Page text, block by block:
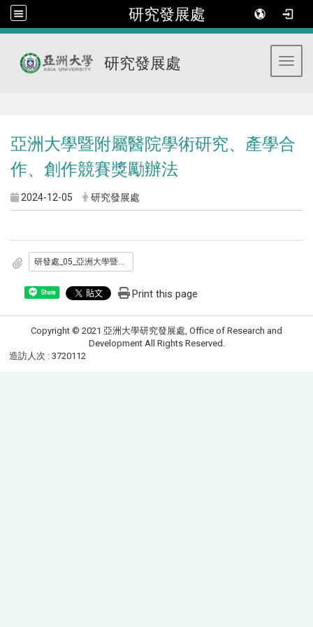
研究發展處
研究發展處
亞洲大學暨附屬醫院學術研究、產學合
作、創作競賽獎勵辦法
2024-12-05 研究發展處
研發處_05_亞洲大學暨附屬醫院學術研究_產學合作_創作競賽獎勵辦法_1150601.pdf
Share Print this page
Copyright © 2021 亞洲大學研究發展處, Office of Research and
Development All Rights Reserved.
造訪人次 : 3720112